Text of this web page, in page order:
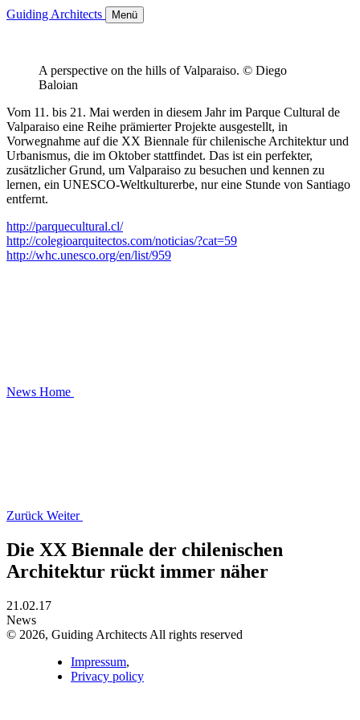
Guiding Architects Menü
A perspective on the hills of Valparaiso. © Diego
Baloian
Vom 11. bis 21. Mai werden in diesem Jahr im Parque Cultural de
Valparaiso eine Reihe prämierter Projekte ausgestellt, in
Vorwegnahme auf die XX Biennale für chilenische Architektur und
Urbanismus, die im Oktober stattfindet. Das ist ein perfekter,
zusätzlicher Grund, um Valparaiso zu besuchen und kennen zu
lernen, ein UNESCO-Weltkulturerbe, nur eine Stunde von Santiago
entfernt.
http://parquecultural.cl/
http://colegioarquitectos.com/noticias/?cat=59
http://whc.unesco.org/en/list/959
News Home
Zurück Weiter
Die XX Biennale der chilenischen
Architektur rückt immer näher
21.02.17
News
© 2026, Guiding Architects All rights reserved
Impressum,
Privacy policy